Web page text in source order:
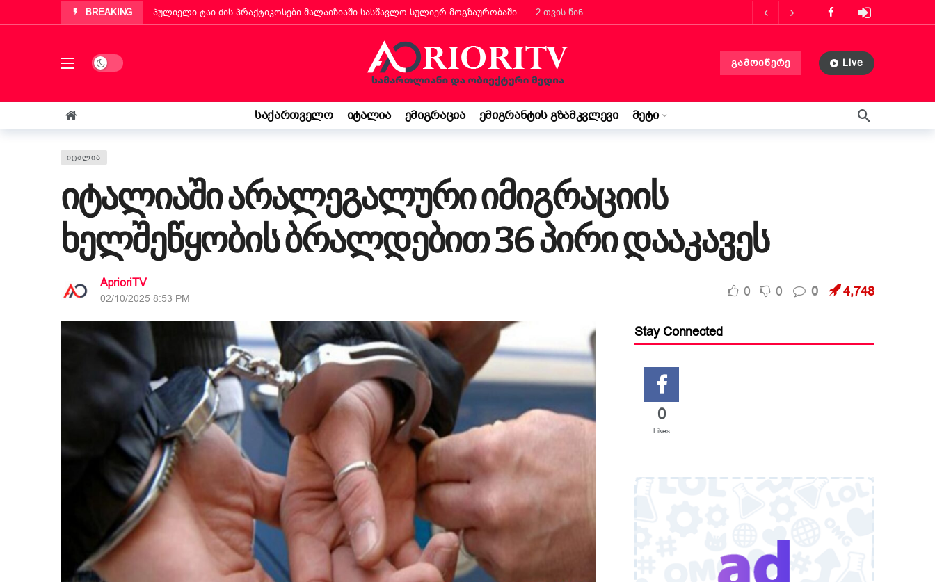
BREAKING პუტინიანოს მერმა ქართველ ემიგრანტს იტალიის მოქალაქეობა პირადად მიულოცა
3 თვის წინ
ქართველმა ემიგრანტმა მოსწავლემ იტალიაში პოეზიის კონკურსი მოიგო
3 თვის წინ
რა უნდა იცოდეს „კოლფ-ბადანტემ“ შემოსავლის დეკლარაცია 730-ს შესახებ! ვალდებულება თუ შესაძლებლობა?
3 თვის წინ
იტალიის პარლამენტმა „უსაფრთხოების დეკრეტი“ დაამტკიცა – რას ნიშნავს ეს ემიგრანტებისთვის
3 თვის წინ
„საფრანგეთმა სიცოცხლე მაჩუქა, საქართველო კი ჩემი ფესვებია“ — 15 წლის ბარბარე მანჯგალაძის წერილი ლილიდან
Dark mode გამოიწერე Live
საქართველო იტალია ემიგრაცია ემიგრანტის გზამკვლევი მეტი
ᲘᲢᲐᲚᲘᲐ
იტალიაში არალეგალური იმიგრაციის
ხელშეწყობის ბრალდებით 36 პირი დააკავეს
AprioriTV
02/10/2025 8:53 PM 0 0 0 4,748
Stay Connected
0
Likes